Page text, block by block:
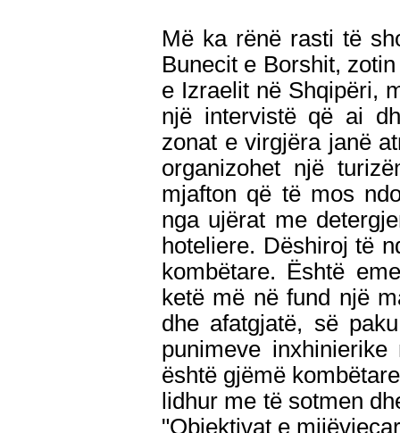
Më ka rënë rasti të
Bunecit e Borshit,
e Izraelit në Shqipëri,
një intervistë që ai
zonat e virgjëra janë
organizohet një
mjafton që të mos
nga ujërat me
hoteliere. Dëshiroj të
kombëtare. Është
ketë më në fund një
dhe afatgjatë, së
punimeve
është gjëmë
lidhur me të sotmen
"Objektivat e